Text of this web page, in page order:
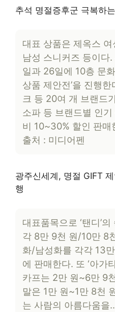
추석 명절증후군 극복하는
대표 상품은 제옥스
남성 스니커즈 등이다
일과 26일에 10층 문
상품 제안전’을 진행한
크 등 20여 개 브랜드
소파 등 브랜드별 인
비 10~30% 할인 판
출처 : 미디어펜
광주신세계, 명절 GIFT 제
행
대표품목으로 ‘탠디’
각 8만 9천 원/10만 8
화/남성화를 각각 13
에 판매한다. 또 ‘아가
카프는 2만 원~6만 9천
말은 1만 원~1만 8천
는 사람의 아름다움을